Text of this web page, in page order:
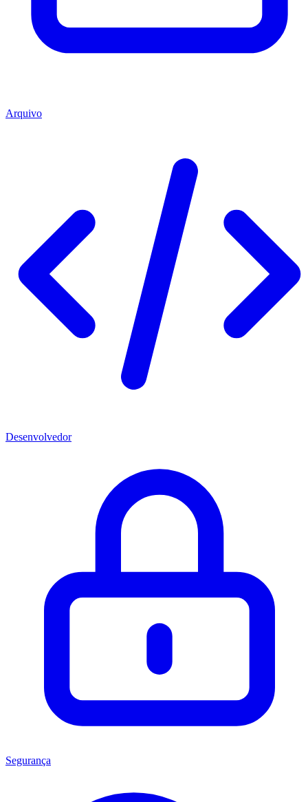
Arquivo
Desenvolvedor
Segurança